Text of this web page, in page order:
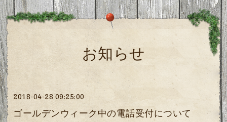
お知らせ
2018-04-28 09:25:00
ゴールデンウィーク中の電話受付について